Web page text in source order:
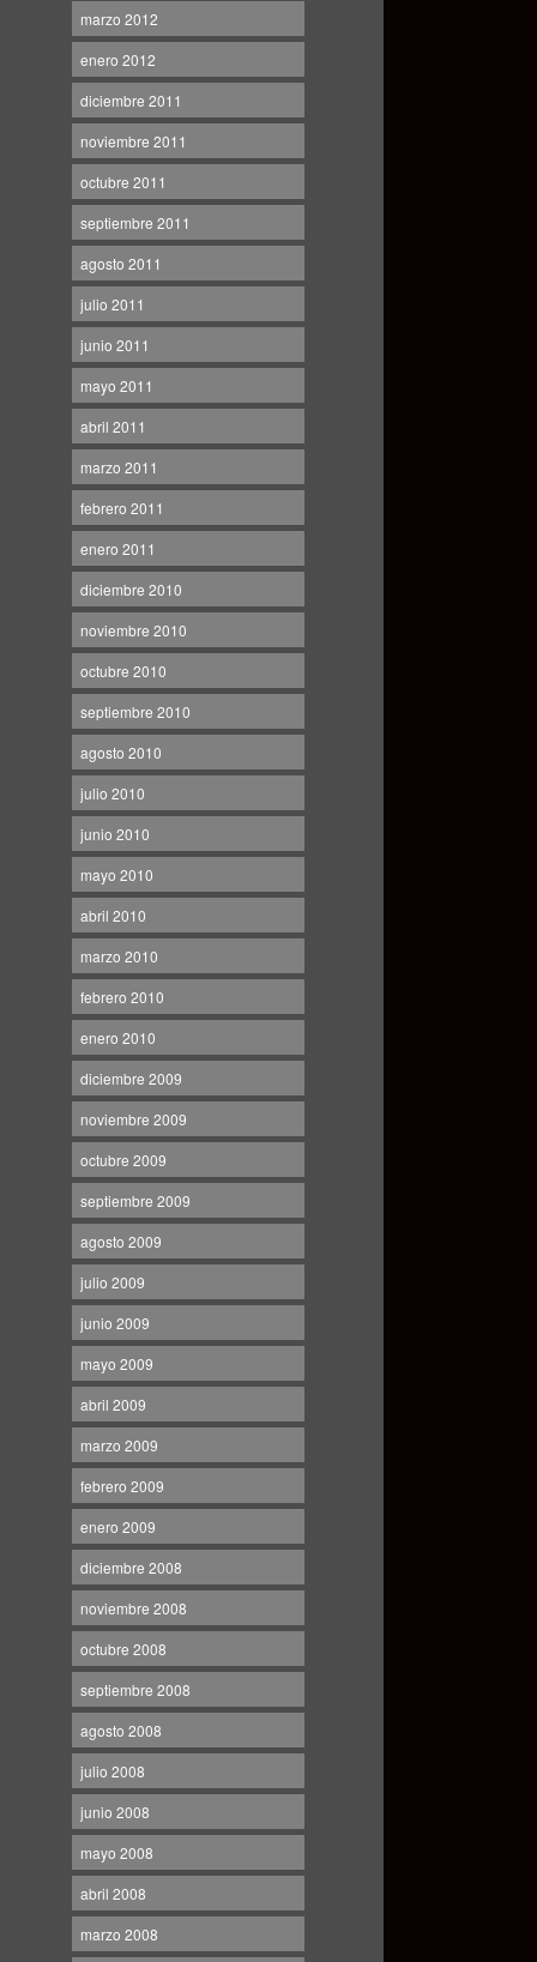
marzo 2012
enero 2012
diciembre 2011
noviembre 2011
octubre 2011
septiembre 2011
agosto 2011
julio 2011
junio 2011
mayo 2011
abril 2011
marzo 2011
febrero 2011
enero 2011
diciembre 2010
noviembre 2010
octubre 2010
septiembre 2010
agosto 2010
julio 2010
junio 2010
mayo 2010
abril 2010
marzo 2010
febrero 2010
enero 2010
diciembre 2009
noviembre 2009
octubre 2009
septiembre 2009
agosto 2009
julio 2009
junio 2009
mayo 2009
abril 2009
marzo 2009
febrero 2009
enero 2009
diciembre 2008
noviembre 2008
octubre 2008
septiembre 2008
agosto 2008
julio 2008
junio 2008
mayo 2008
abril 2008
marzo 2008